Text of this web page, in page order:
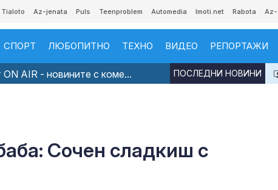
Tialoto Az-jenata Puls Teenproblem Automedia Imoti.net Rabota
СПОРТ ЛЮБОПИТНО ТЕХНО ВИДЕО РЕПОРТАЖИ
AIR - новините с коме... ПОСЛЕДНИ НОВИНИ
Сочен сладкиш с